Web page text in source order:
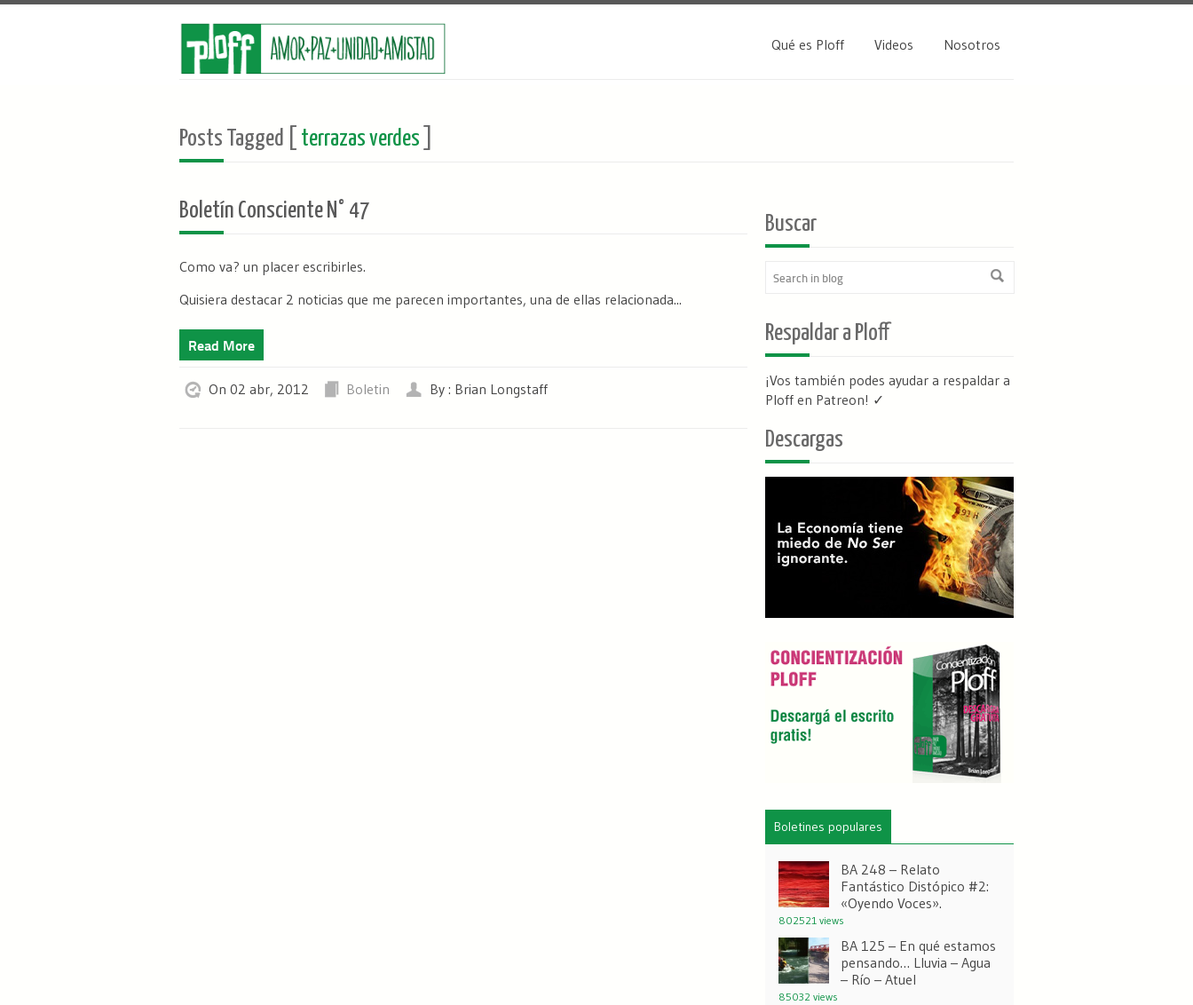
Qué es Ploff Videos Nosotros
Posts Tagged [ terrazas verdes
Boletín Consciente N° 47
Como va? un placer escribirles.
Quisiera destacar 2 noticias que me parecen importantes, una de ellas relacionada...
Read More
On 02 abr, 2012 Boletin By : Brian Longstaff
Buscar
Respaldar a Ploff
¡Vos también podes ayudar a respaldar a
Ploff en Patreon! ✓
Descargas
Boletines populares
BA 248 – Relato
Fantástico Distópico #2:
«Oyendo Voces».
802521 views
BA 125 – En qué estamos
pensando… Lluvia – Agua
– Río – Atuel
85032 views